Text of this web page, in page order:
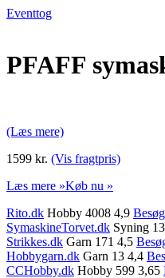
Eventtog
PFAFF
(Læs mere)
1599 kr. (Vis fragtpris)
Læs mere »Køb nu »
Rito.dk Hobby 4008 4,9 Besøg
SymaskineTorvet.dk Syning
Strikkes.dk Garn 171 4,5
Hobbygarn.dk Garn 13 4,4
CCHobby.dk Hobby 599 3,65